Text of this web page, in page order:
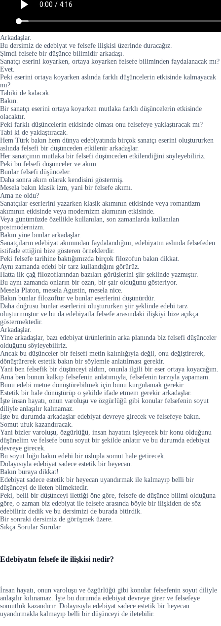
Arkadaşlar.
Bu dersimiz de edebiyat ve felsefe ilişkisi üzerinde duracağız.
Şimdi felsefe bir düşünce bilimidir arkadaşı.
Sanatçı eserini koyarken, ortaya koyarken felsefe biliminden faydalanacak mı?
Evet.
Peki eserini ortaya koyarken aslında farklı düşüncelerin etkisinde kalmayacak
mı?
Tabiki de kalacak.
Bakın.
Bir sanatçı eserini ortaya koyarken mutlaka farklı düşüncelerin etkisinde
olacaktır.
Peki farklı düşüncelerin etkisinde olması onu felsefeye yaklaştıracak mı?
Tabi ki de yaklaştıracak.
Hem Türk bakın hem dünya edebiyatında birçok sanatçı eserini oluştururken
aslında felsefi bir düşünceden etkilenir arkadaşlar.
Her sanatçının mutlaka bir felsefi düşünceden etkilendiğini söyleyebiliriz.
Peki bu felsefi düşünceler ve akım.
Bunlar felsefi düşünceler.
Daha sonra akım olarak kendisini göstermiş.
Mesela bakın klasik izm, yani bir felsefe akımı.
Ama ne oldu?
Sanatçılar eserlerini yazarken klasik akımının etkisinde veya romantizm
akımının etkisinde veya modernizm akımının etkisinde.
Veya günümüzde özellikle kullanılan, son zamanlarda kullanılan
postmodernizm.
Bakın yine bunlar arkadaşlar.
Sanatçıların edebiyat akımından faydalandığını, edebiyatın aslında felsefeden
istifade ettiğini bize gösteren örneklerdir.
Peki felsefe tarihine baktığımızda birçok filozofun bakın dikkat.
Aynı zamanda edebi bir tarz kullandığını görürüz.
Hatta ilk çağ filozoflarından bazıları görüşlerini şiir şeklinde yazmıştır.
Bu aynı zamanda onların bir ozan, bir şair olduğunu gösteriyor.
Mesela Platon, mesela Agustin, mesela nice.
Bakın bunlar filozoftur ve bunlar eserlerini düşünürdür.
Daha doğrusu bunlar eserlerini oluştururken şiir şeklinde edebi tarz
oluşturmuştur ve bu da edebiyatla felsefe arasındaki ilişkiyi bize açıkça
göstermektedir.
Arkadaşlar.
Yine arkadaşlar, bazı edebiyat ürünlerinin arka planında biz felsefi düşünceler
olduğunu söyleyebiliriz.
Ancak bu düşünceler bir felsefi metin kalınlığıyla değil, onu değiştirerek,
dönüştürerek estetik bakın bir söylemle anlatılması gerekir.
Yani ben felsefik bir düşünceyi aldım, onunla ilgili bir eser ortaya koyacağım.
Ama ben bunun kalkıp felsefenin anlatımıyla, felsefenin tarzıyla yapamam.
Bunu edebi metne dönüştürebilmek için bunu kurgulamak gerekir.
Estetik bir hale dönüştürüp o şekilde ifade etmem gerekir arkadaşlar.
İşte insan hayatı, onun varoluşu ve özgürlüğü gibi konular felsefenin soyut
diliyle anlaşılır kalınamaz.
İşte bu durumda arkadaşlar edebiyat devreye girecek ve felsefeye bakın.
Somut ufuk kazandıracak.
Yani bizler varoluşu, özgürlüğü, insan hayatını işleyecek bir konu olduğunu
düşünelim ve felsefe bunu soyut bir şekilde anlatır ve bu durumda edebiyat
devreye girecek.
Bu soyut luğu bakın edebi bir üslupla somut hale getirecek.
Dolayısıyla edebiyat sadece estetik bir heyecan.
Bakın buraya dikkat!
Edebiyat sadece estetik bir heyecan uyandırmak ile kalmayıp belli bir
düşünceyi de ileten bilmektedir.
Peki, belli bir düşünceyi ilettiği öne göre, felsefe de düşünce bilimi olduğuna
göre, o zaman biz edebiyat ile felsefe arasında böyle bir ilişkiden de söz
edebiliriz dedik ve bu dersimizi de burada bitirdik.
Bir sonraki dersimiz de görüşmek üzere.
Sıkça Sorular Sorular
Edebiyatın felsefe ile ilişkisi nedir?
İnsan hayatı, onun varoluşu ve özgürlüğü gibi konular felsefenin soyut diliyle
anlaşılır kılınamaz. İşte bu durumda edebiyat devreye girer ve felsefeye
somutluk kazandırır. Dolayısıyla edebiyat sadece estetik bir heyecan
uyandırmakla kalmayıp belli bir düşünceyi de iletebilir.